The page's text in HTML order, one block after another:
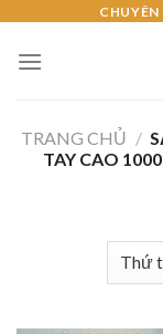
content
TRANG CHỦ /
TAY CAO